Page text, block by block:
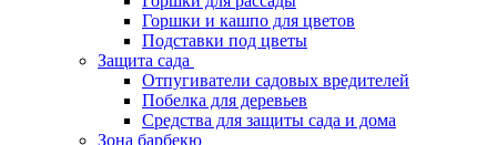
Горшки и кашпо для цветов
Подставки под цветы
Защита сада
Отпугиватели садовых вредителей
Побелка для деревьев
Средства для защиты сада и дома
Зона барбекю